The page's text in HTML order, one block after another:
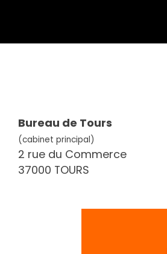
Bureau de Tours
(cabinet principal)
2 rue du Commerce
37000 TOURS